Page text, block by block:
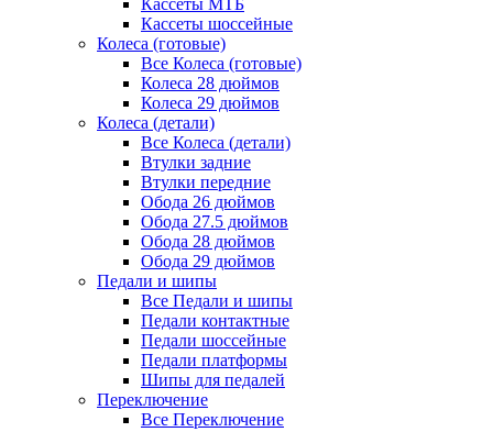
Кассеты МТБ
Кассеты шоссейные
Колеса (готовые)
Все Колеса (готовые)
Колеса 28 дюймов
Колеса 29 дюймов
Колеса (детали)
Все Колеса (детали)
Втулки задние
Втулки передние
Обода 26 дюймов
Обода 27.5 дюймов
Обода 28 дюймов
Обода 29 дюймов
Педали и шипы
Все Педали и шипы
Педали контактные
Педали шоссейные
Педали платформы
Шипы для педалей
Переключение
Все Переключение